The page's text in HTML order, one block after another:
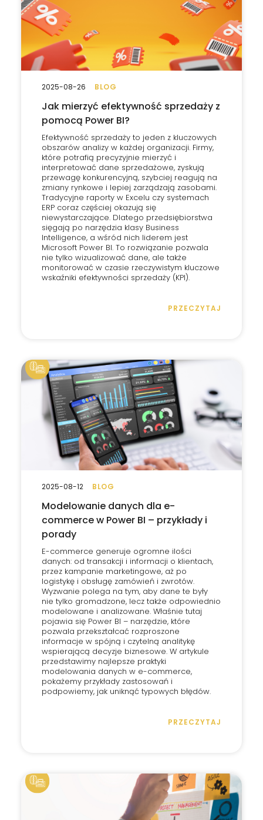
BLOG
Jak mierzyć efektywność sprzedaży z
pomocą Power BI?
Efektywność sprzedaży to jeden z kluczowych
obszarów analizy w każdej organizacji. Firmy,
które potrafią precyzyjnie mierzyć i
interpretować dane sprzedażowe, zyskują
przewagę konkurencyjną, szybciej reagują na
zmiany rynkowe i lepiej zarządzają zasobami.
Tradycyjne raporty w Excelu czy systemach
ERP coraz częściej okazują się
niewystarczające. Dlatego przedsiębiorstwa
sięgają po narzędzia klasy Business
Intelligence, a wśród nich liderem jest
Microsoft Power BI. To rozwiązanie pozwala
nie tylko wizualizować dane, ale także
monitorować w czasie rzeczywistym kluczowe
wskaźniki efektywności sprzedaży (KPI).
PRZECZYTAJ
2025-08-26
BLOG
Modelowanie danych dla e-
commerce w Power BI – przykłady i
porady
E-commerce generuje ogromne ilości
danych: od transakcji i informacji o klientach,
przez kampanie marketingowe, aż po
logistykę i obsługę zamówień i zwrotów.
Wyzwanie polega na tym, aby dane te były
nie tylko gromadzone, lecz także odpowiednio
modelowane i analizowane. Właśnie tutaj
pojawia się Power BI – narzędzie, które
pozwala przekształcać rozproszone
informacje w spójną i czytelną analitykę
wspierającą decyzje biznesowe. W artykule
przedstawimy najlepsze praktyki
modelowania danych w e-commerce,
pokażemy przykłady zastosowań i
podpowiemy, jak uniknąć typowych błędów.
PRZECZYTAJ
2025-08-12